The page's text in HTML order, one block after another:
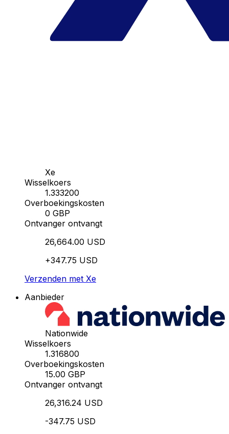
Xe
Wisselkoers
1.333200
Overboekingskosten
0 GBP
Ontvanger ontvangt
26,664.00 USD
+347.75 USD
Verzenden met Xe
Aanbieder
Nationwide
Wisselkoers
1.316800
Overboekingskosten
15.00 GBP
Ontvanger ontvangt
26,316.24 USD
-347.75 USD